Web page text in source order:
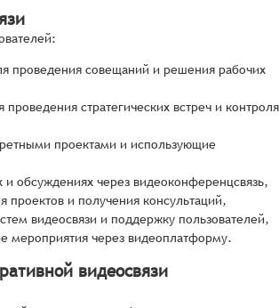
проведения совещаний и решения рабочих
стратегических встреч и контроля
проектами и использующие
обсуждениях через видеоконференцсвязь,
и получения консультаций,
видеосвязи и поддержку пользователей,
мероприятия через видеоплатформу.
видеосвязи